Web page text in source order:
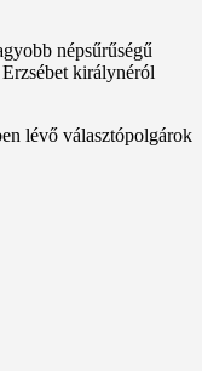
népsűrűségű
királynéról
lévő választópolgárok